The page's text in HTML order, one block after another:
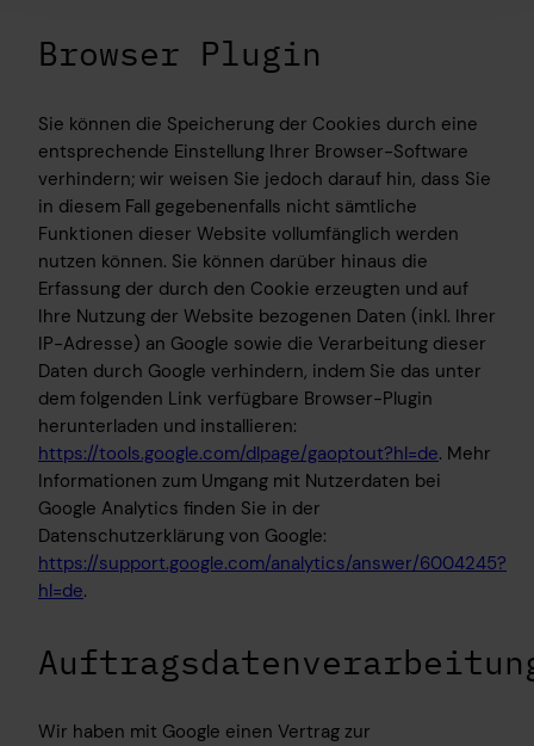
Browser Plugin
Sie können die Speicherung der Cookies durch eine
entsprechende Einstellung Ihrer Browser-Software
verhindern; wir weisen Sie jedoch darauf hin, dass Sie
in diesem Fall gegebenenfalls nicht sämtliche
Funktionen dieser Website vollumfänglich werden
nutzen können. Sie können darüber hinaus die
Erfassung der durch den Cookie erzeugten und auf
Ihre Nutzung der Website bezogenen Daten (inkl. Ihrer
IP-Adresse) an Google sowie die Verarbeitung dieser
Daten durch Google verhindern, indem Sie das unter
dem folgenden Link verfügbare Browser-Plugin
herunterladen und installieren:
https://tools.google.com/dlpage/gaoptout?hl=de. Mehr
Informationen zum Umgang mit Nutzerdaten bei
Google Analytics finden Sie in der
Datenschutzerklärung von Google:
https://support.google.com/analytics/answer/6004245?
hl=de.
Wir haben mit Google einen Vertrag zur